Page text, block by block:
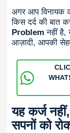
अगर आप विनायक
किस दर्द की बात
Problem नहीं है,
आज़ादी, आपकी
यह कर्ज
सपनों को